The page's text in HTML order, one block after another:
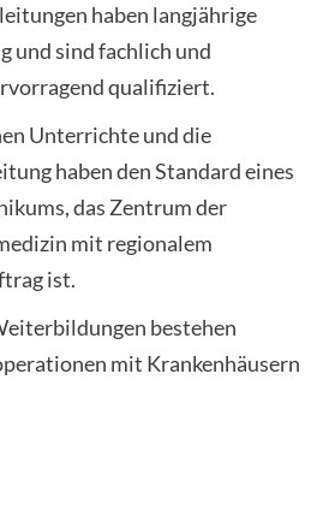
haben langjährige
und sind fachlich und
qualifiziert.
Unterrichte und die
haben den Standard eines
das Zentrum der
mit regionalem
ist.
bestehen
mit Krankenhäusern